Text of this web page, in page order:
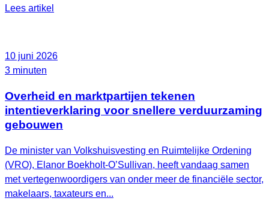
Lees artikel
10 juni 2026
3 minuten
Overheid en marktpartijen tekenen
intentieverklaring voor snellere verduurzaming
gebouwen
De minister van Volkshuisvesting en Ruimtelijke Ordening
(VRO), Elanor Boekholt‑O’Sullivan, heeft vandaag samen
met vertegenwoordigers van onder meer de financiële sector,
makelaars, taxateurs en...